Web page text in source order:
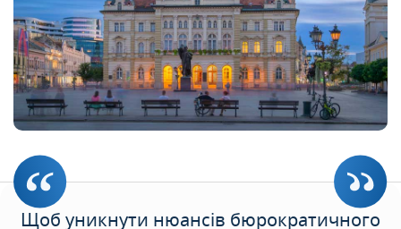
Щоб уникнути нюансів бюрократичного